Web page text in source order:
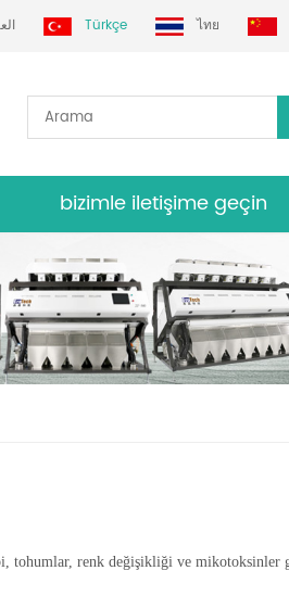
Türkçe ไทย
bizimle iletişime geçin
tohumlar, renk değişikliği ve mikotoksinler